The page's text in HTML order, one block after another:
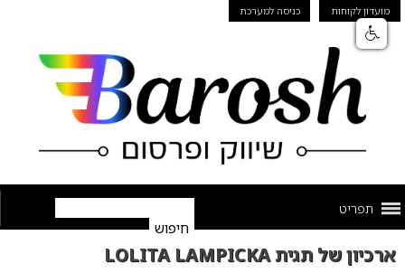
מועדון לקוחות כניסה למערכת
תפריט
ארכיון של תגית LOLITA LAMPICKA